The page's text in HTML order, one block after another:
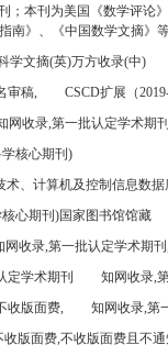
；本刊为美国《数学评论
南》、《中国数学文摘》
学文摘(英)万方收录(中)
审稿,
CSCD扩展（
网收录,第一批认定学术期
核心期刊)
、计算机及控制信息数
心期刊)国家图书馆馆藏
网收录,第一批认定学术期
定学术期刊
知网收录,
收版面费,
知网收录,第
版面费,不收版面费且不